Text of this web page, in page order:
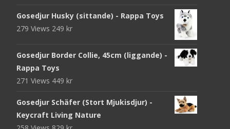
Gosedjur Husky (sittande) - Rappa Toys
279 Views 249 kr
Gosedjur Border Collie, 45cm (liggande) -
Rappa Toys
271 Views 449 kr
Gosedjur Schäfer (Stort Mjukisdjur) -
Keycraft Living Nature